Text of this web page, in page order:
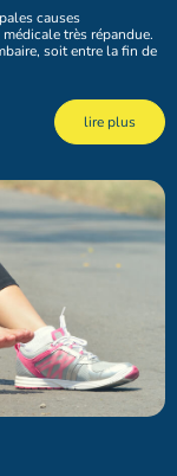
causes
très répandue.
soit entre la fin de
lire plus